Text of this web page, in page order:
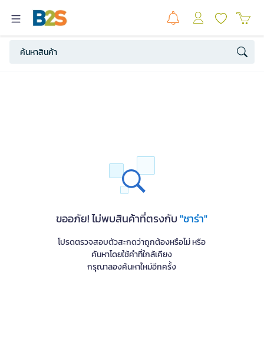
ขออภัย! ไม่พบสินค้าที่ตรงกับ"ซาร่า"
โปรดตรวจสอบตัวสะกดว่าถูกต้องหรือไม่ หรือ
ค้นหาโดยใช้คำที่ใกล้เคียง
กรุณาลองค้นหาใหม่อีกครั้ง